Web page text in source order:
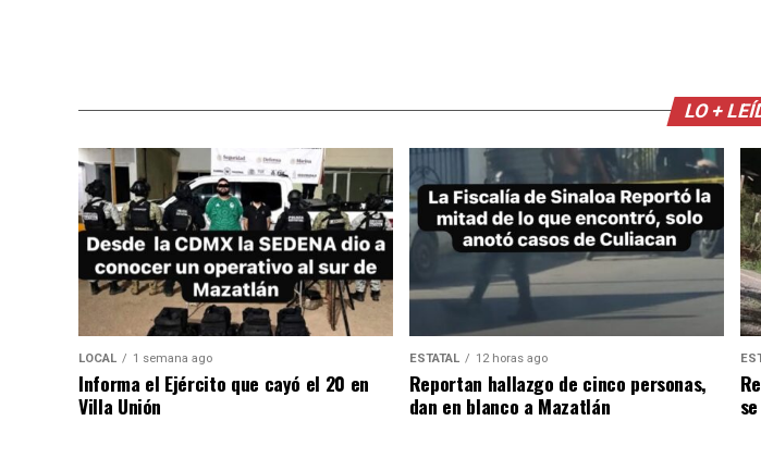
LO +
LOCAL 1 semana ago
Informa el Ejército que cayó el 20 en
Villa Unión
ESTATAL 12 horas ago
Reportan hallazgo de cinco personas,
dan en blanco a Mazatlán